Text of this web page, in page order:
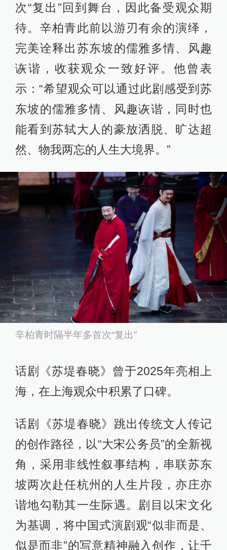
次“复出”回到舞台，因此备受观众期
待。辛柏青此前以游刃有余的演绎，
完美诠释出苏东坡的儒雅多情、风趣
诙谐，收获观众一致好评。他曾表
示：“希望观众可以通过此剧感受到苏
东坡的儒雅多情、风趣诙谐，同时也
能看到苏轼大人的豪放洒脱、旷达超
然、物我两忘的人生大境界。”
辛柏青时隔半年多首次“复出”
话剧《苏堤春晓》曾于2025年亮相上
海，在上海观众中积累了口碑。
话剧《苏堤春晓》跳出传统文人传记
的创作路径，以“大宋公务员”的全新视
角，采用非线性叙事结构，串联苏东
坡两次赴任杭州的人生片段，亦庄亦
谐地勾勒其一生际遇。剧目以宋文化
为基调，将中国式演剧观“似非而是、
似是而非”的写意精神融入创作，让千